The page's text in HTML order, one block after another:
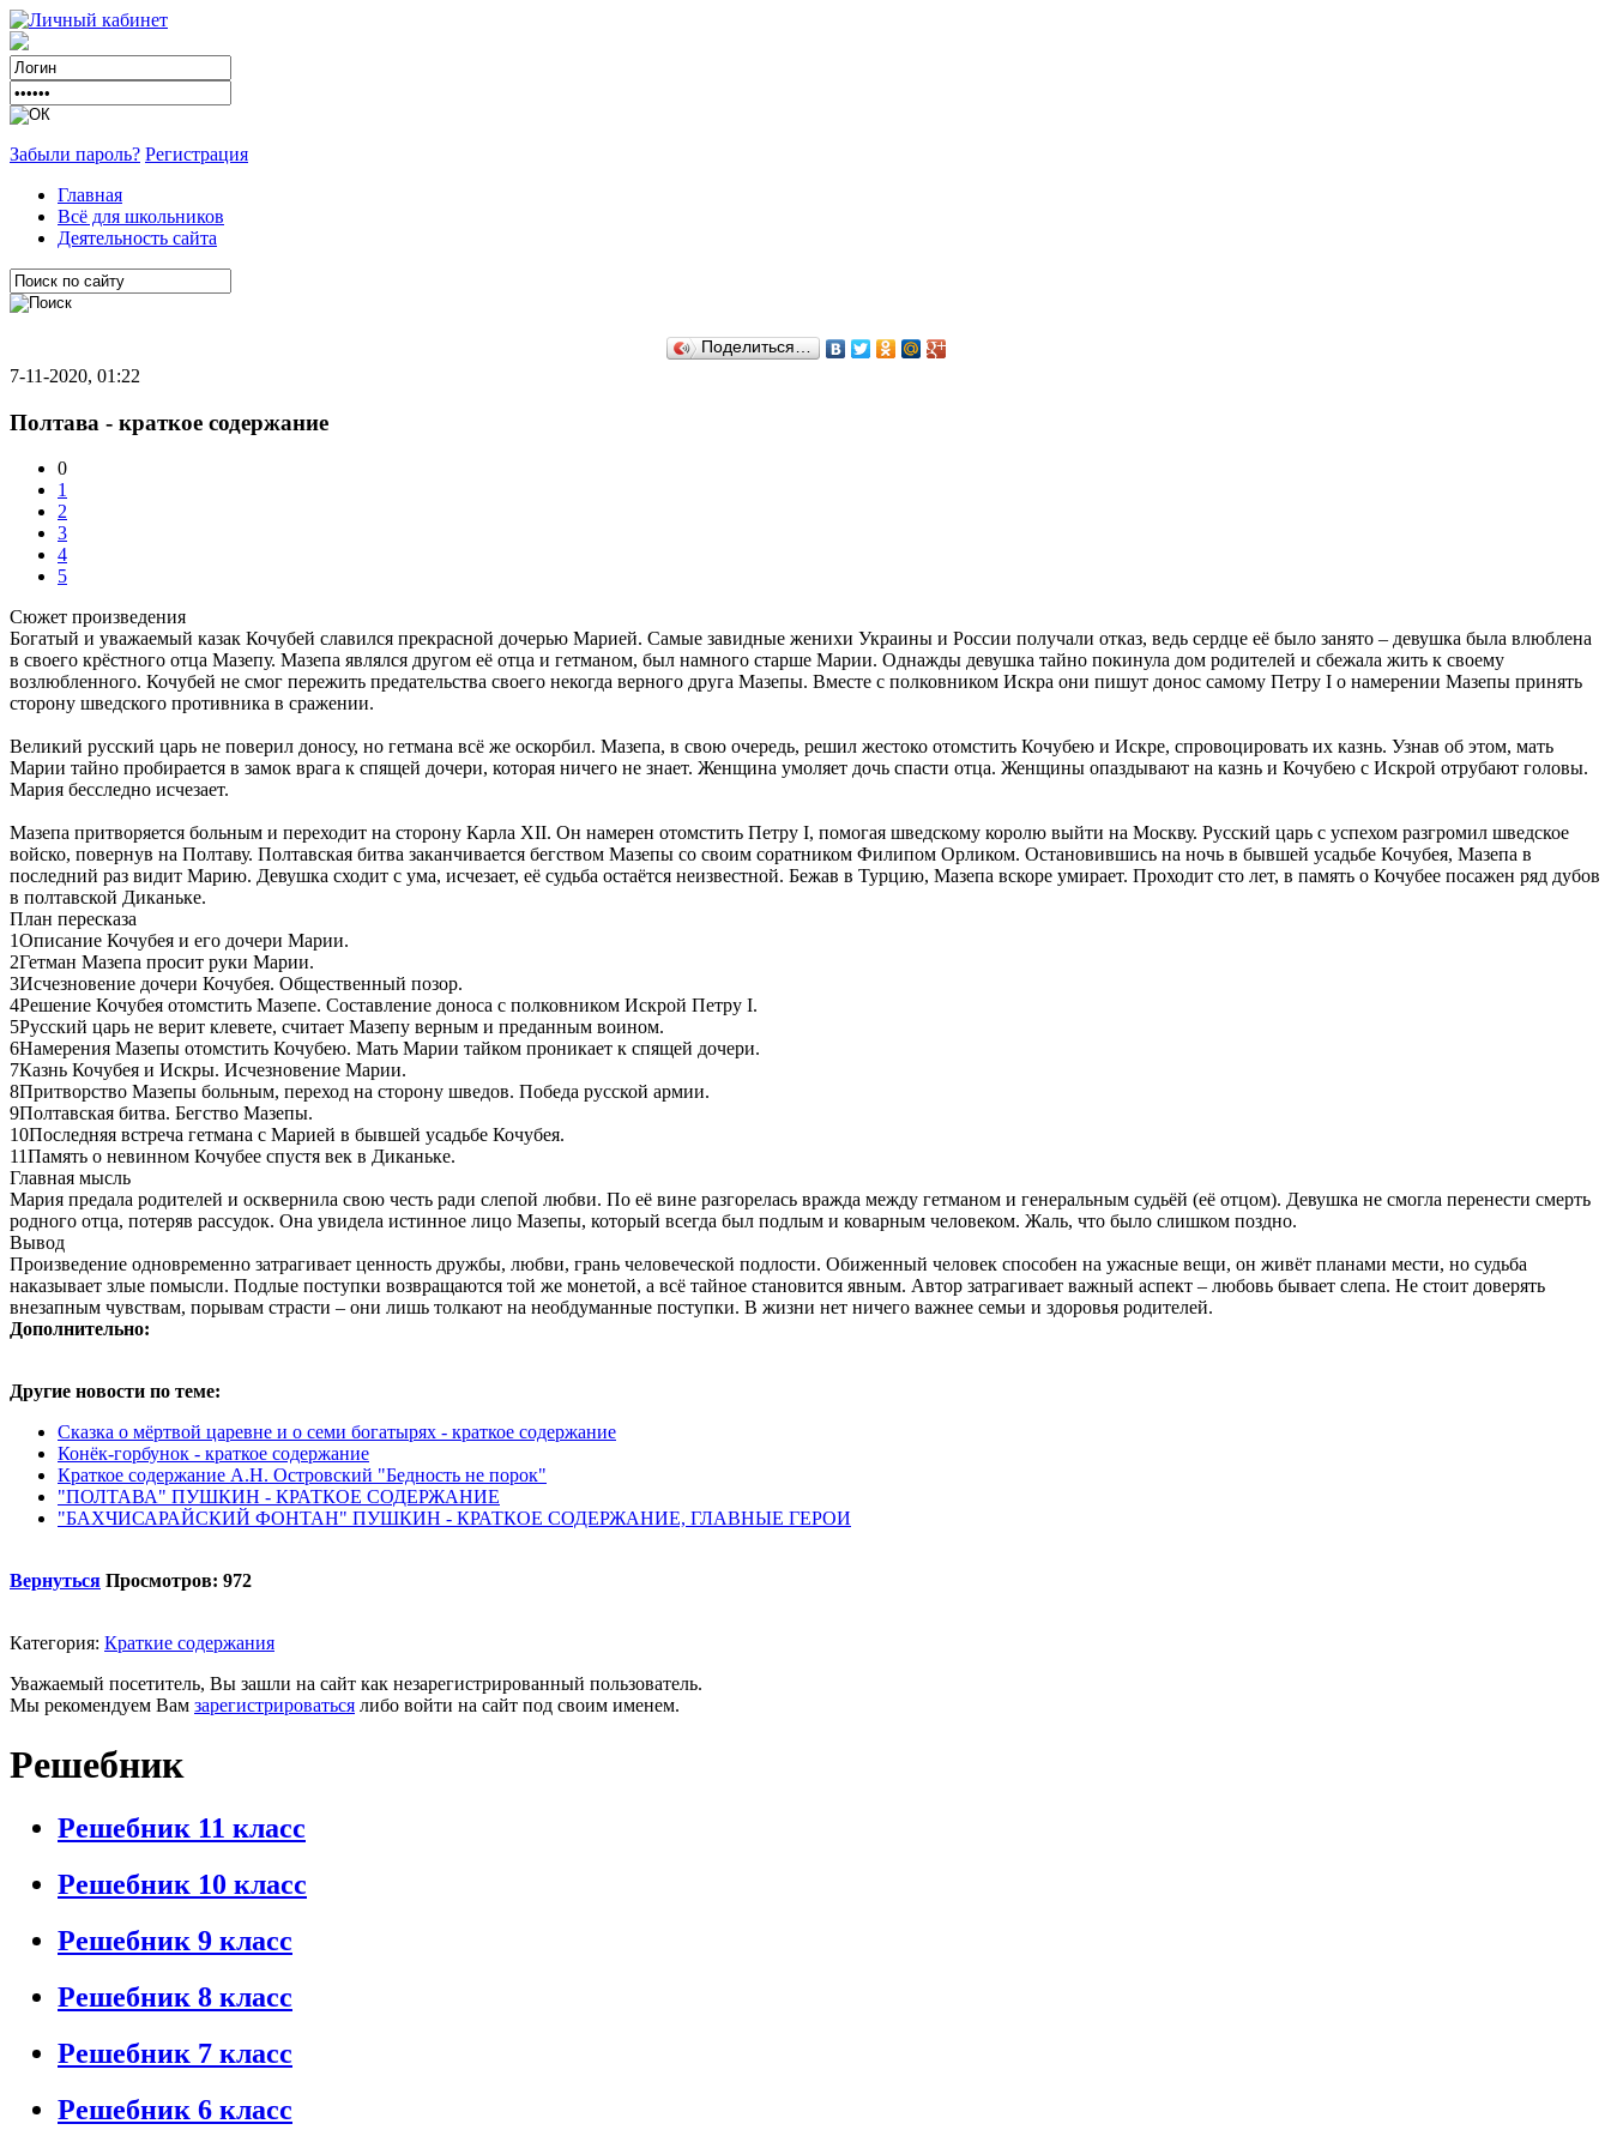
Забыли пароль? Регистрация
Главная
Всё для школьников
Деятельность сайта
Поделиться…
7-11-2020, 01:22
Полтава - краткое содержание
0
1
2
3
4
5
Сюжет произведения
Богатый и уважаемый казак Кочубей славился прекрасной дочерью Марией. Самые завидные женихи Украины и России получали отказ, ведь сердце её было занято – девушка была влюблена
в своего крёстного отца Мазепу. Мазепа являлся другом её отца и гетманом, был намного старше Марии. Однажды девушка тайно покинула дом родителей и сбежала жить к своему
возлюбленного. Кочубей не смог пережить предательства своего некогда верного друга Мазепы. Вместе с полковником Искра они пишут донос самому Петру I о намерении Мазепы принять
сторону шведского противника в сражении.
Великий русский царь не поверил доносу, но гетмана всё же оскорбил. Мазепа, в свою очередь, решил жестоко отомстить Кочубею и Искре, спровоцировать их казнь. Узнав об этом, мать
Марии тайно пробирается в замок врага к спящей дочери, которая ничего не знает. Женщина умоляет дочь спасти отца. Женщины опаздывают на казнь и Кочубею с Искрой отрубают головы.
Мария бесследно исчезает.
Мазепа притворяется больным и переходит на сторону Карла XII. Он намерен отомстить Петру I, помогая шведскому королю выйти на Москву. Русский царь с успехом разгромил шведское
войско, повернув на Полтаву. Полтавская битва заканчивается бегством Мазепы со своим соратником Филипом Орликом. Остановившись на ночь в бывшей усадьбе Кочубея, Мазепа в
последний раз видит Марию. Девушка сходит с ума, исчезает, её судьба остаётся неизвестной. Бежав в Турцию, Мазепа вскоре умирает. Проходит сто лет, в память о Кочубее посажен ряд дубов
в полтавской Диканьке.
План пересказа
1Описание Кочубея и его дочери Марии.
2Гетман Мазепа просит руки Марии.
3Исчезновение дочери Кочубея. Общественный позор.
4Решение Кочубея отомстить Мазепе. Составление доноса с полковником Искрой Петру I.
5Русский царь не верит клевете, считает Мазепу верным и преданным воином.
6Намерения Мазепы отомстить Кочубею. Мать Марии тайком проникает к спящей дочери.
7Казнь Кочубея и Искры. Исчезновение Марии.
8Притворство Мазепы больным, переход на сторону шведов. Победа русской армии.
9Полтавская битва. Бегство Мазепы.
10Последняя встреча гетмана с Марией в бывшей усадьбе Кочубея.
11Память о невинном Кочубее спустя век в Диканьке.
Главная мысль
Мария предала родителей и осквернила свою честь ради слепой любви. По её вине разгорелась вражда между гетманом и генеральным судьёй (её отцом). Девушка не смогла перенести смерть
родного отца, потеряв рассудок. Она увидела истинное лицо Мазепы, который всегда был подлым и коварным человеком. Жаль, что было слишком поздно.
Вывод
Произведение одновременно затрагивает ценность дружбы, любви, грань человеческой подлости. Обиженный человек способен на ужасные вещи, он живёт планами мести, но судьба
наказывает злые помысли. Подлые поступки возвращаются той же монетой, а всё тайное становится явным. Автор затрагивает важный аспект – любовь бывает слепа. Не стоит доверять
внезапным чувствам, порывам страсти – они лишь толкают на необдуманные поступки. В жизни нет ничего важнее семьи и здоровья родителей.
Дополнительно:
Другие новости по теме:
Сказка о мёртвой царевне и о семи богатырях - краткое содержание
Конёк-горбунок - краткое содержание
Краткое содержание А.Н. Островский "Бедность не порок"
"ПОЛТАВА" ПУШКИН - КРАТКОЕ СОДЕРЖАНИЕ
"БАХЧИСАРАЙСКИЙ ФОНТАН" ПУШКИН - КРАТКОЕ СОДЕРЖАНИЕ, ГЛАВНЫЕ ГЕРОИ
Вернуться Просмотров: 972
Категория: Краткие содержания
Уважаемый посетитель, Вы зашли на сайт как незарегистрированный пользователь.
Мы рекомендуем Вам зарегистрироваться либо войти на сайт под своим именем.
Решебник
Решебник 11 класс
Решебник 10 класс
Решебник 9 класс
Решебник 8 класс
Решебник 7 класс
Решебник 6 класс